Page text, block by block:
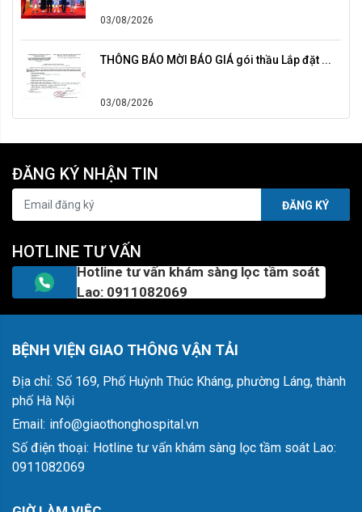
03/08/2026
THÔNG BÁO MỜI BÁO GIÁ gói thầu Lắp đặt ...
03/08/2026
ĐĂNG KÝ NHẬN TIN
ĐĂNG KÝ
HOTLINE TƯ VẤN
Hotline tư vấn khám sàng lọc tầm soát
Lao: 0911082069
BỆNH VIỆN GIAO THÔNG VẬN TẢI
Địa chỉ: Số 169, Phố Huỳnh Thúc Kháng, phường Láng, thành
phố Hà Nội
Email: info@giaothonghospital.vn
Số điện thoại: Hotline tư vấn khám sàng lọc tầm soát Lao:
0911082069